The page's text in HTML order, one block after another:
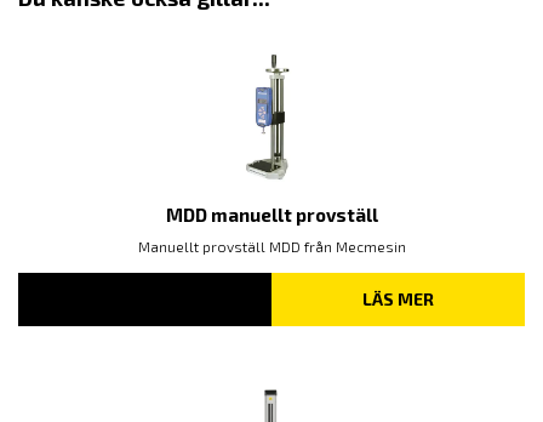
MDD manuellt provställ
Manuellt provställ MDD från Mecmesin
LÄS MER